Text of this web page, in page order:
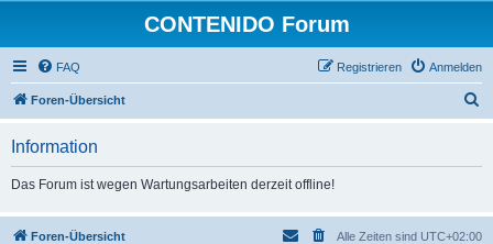
CONTENIDO Forum
FAQ Anmelden
Registrieren
Foren-Übersicht
Information
Das Forum ist wegen Wartungsarbeiten derzeit offline!
Foren-Übersicht Alle Zeiten sind UTC+02:00